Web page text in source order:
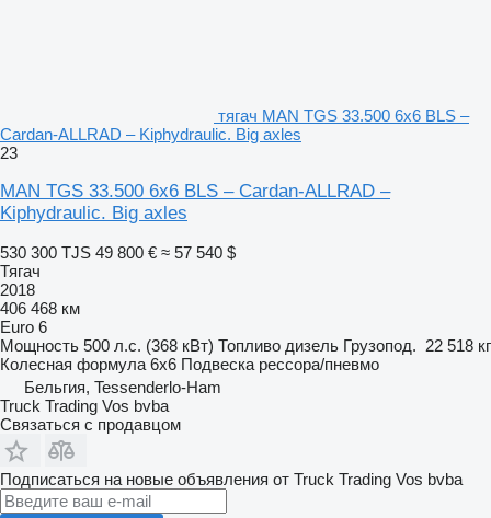
тягач MAN TGS 33.500 6x6 BLS –
Cardan-ALLRAD – Kiphydraulic. Big axles
23
MAN TGS 33.500 6x6 BLS – Cardan-ALLRAD –
Kiphydraulic. Big axles
530 300 TJS 49 800 € ≈ 57 540 $
Тягач
2018
406 468 км
Euro 6
Мощность 500 л.с. (368 кВт) Топливо дизель Грузопод. 22 518 кг
Колесная формула 6x6 Подвеска рессора/пневмо
Бельгия, Tessenderlo-Ham
Truck Trading Vos bvba
Связаться с продавцом
Подписаться на новые объявления от Truck Trading Vos bvba